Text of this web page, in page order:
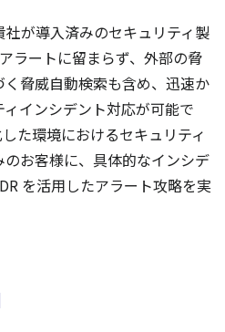
社が導入済みのセキュリティ製
ラートに留まらず、外部の脅
脅威自動検索も含め、迅速か
インシデント対応が可能で
た環境におけるセキュリティ
お客様に、具体的なインシデ
を活用したアラート攻略を実